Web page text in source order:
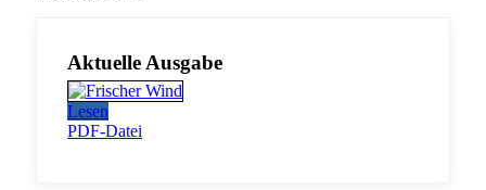
Aktuelle Ausgabe
Lesen
PDF-Datei